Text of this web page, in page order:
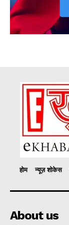
होम न्यूज़ शोकेस
About us